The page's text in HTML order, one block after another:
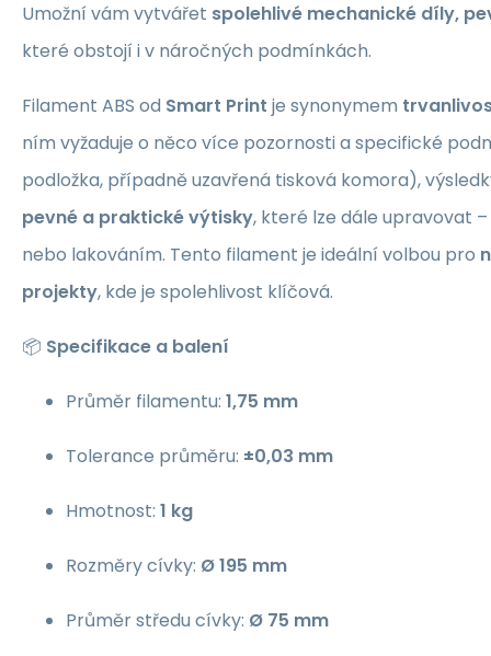
Umožní vám vytvářet spolehlivé mechanické díly,
které obstojí i v náročných podmínkách.
Filament ABS od Smart Print je synonymem
ním vyžaduje o něco více pozornosti a specifické
podložka, případně uzavřená tisková komora),
pevné a praktické výtisky, které lze dále upravovat
nebo lakováním. Tento filament je ideální volbou pro
projekty, kde je spolehlivost klíčová.
📦 Specifikace a balení
Průměr filamentu: 1,75 mm
Tolerance průměru: ±0,03 mm
Hmotnost: 1 kg
Rozměry cívky: Ø 195 mm
Průměr středu cívky: Ø 75 mm